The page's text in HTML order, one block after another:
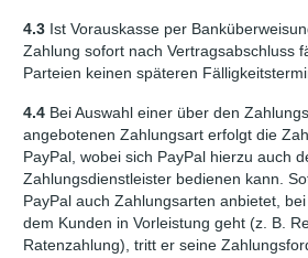
4.3 Ist Vorauskasse per
Zahlung sofort nach Vertragsabschluss
Parteien keinen späteren
4.4 Bei Auswahl einer über den
angebotenen Zahlungsart erfolgt die
PayPal, wobei sich PayPal hierzu auch
Zahlungsdienstleister bedienen kann.
PayPal auch Zahlungsarten anbietet,
dem Kunden in Vorleistung geht (z. B.
Ratenzahlung), tritt er seine